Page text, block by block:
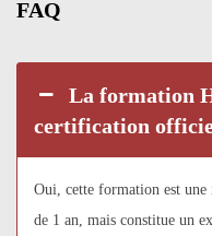
FAQ
La formation
certification
Oui, cette formation est
de 1 an, mais constitue un